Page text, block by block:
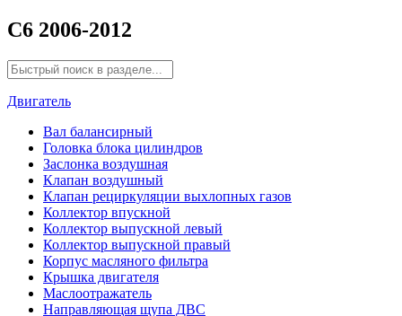
C6 2006-2012
Двигатель
Вал балансирный
Головка блока цилиндров
Заслонка воздушная
Клапан воздушный
Клапан рециркуляции выхлопных газов
Коллектор впускной
Коллектор выпускной левый
Коллектор выпускной правый
Корпус масляного фильтра
Крышка двигателя
Маслоотражатель
Направляющая щупа ДВС